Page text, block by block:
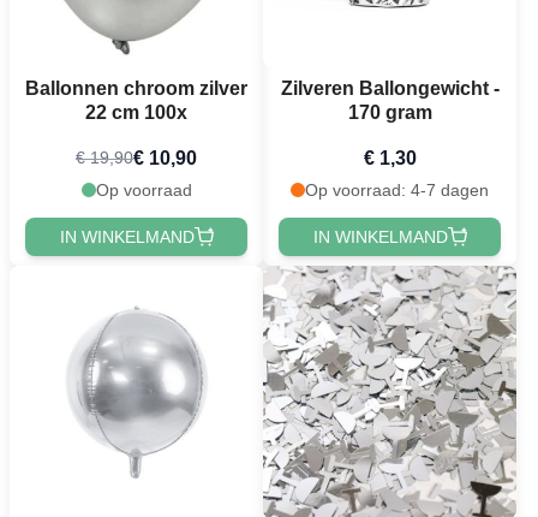
Ballonnen chroom zilver
22 cm 100x
€ 19,90€ 10,90
Op voorraad
IN WINKELMAND
Zilveren Ballongewicht -
170 gram
€ 1,30
Op voorraad: 4-7 dagen
IN WINKELMAND